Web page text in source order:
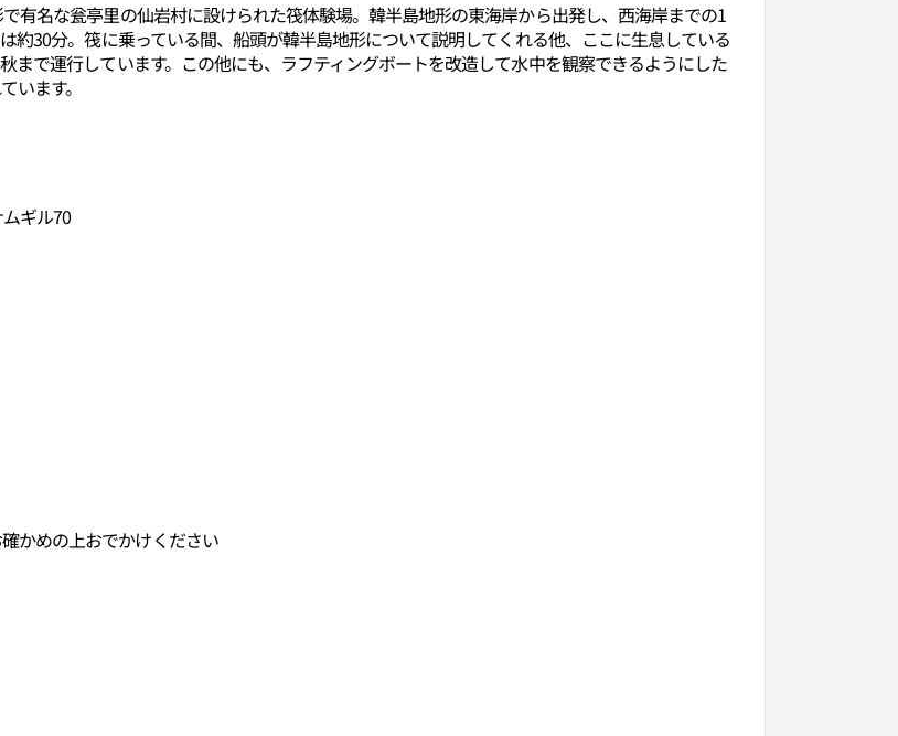
有名な瓮亭里の仙岩村に設けられた筏体験場。韓半島地形の東海岸から出発し、西海岸までの1
約30分。筏に乗っている間、船頭が韓半島地形について説明してくれる他、ここに生息している
まで運行しています。この他にも、ラフティングボートを改造して水中を観察できるようにした
います。
ギル70
かめの上おでかけください